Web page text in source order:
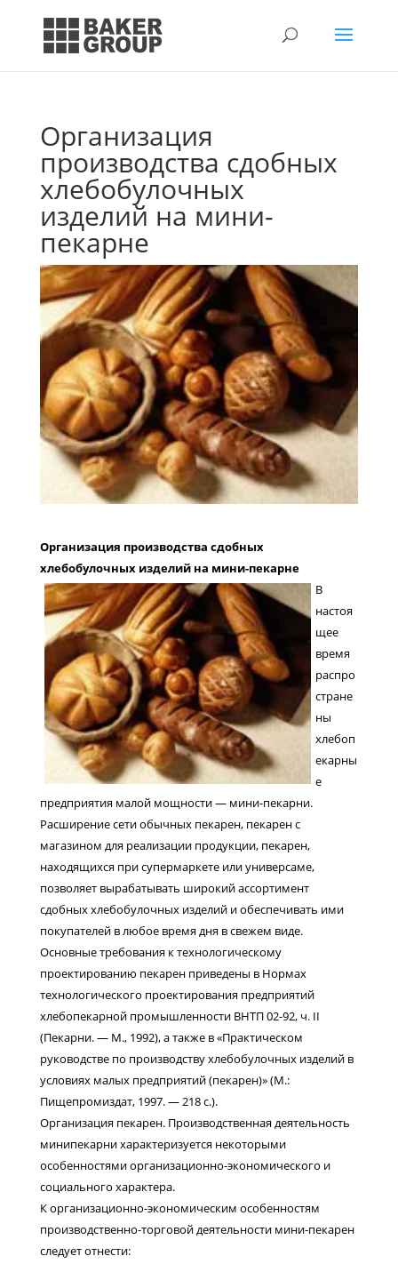
Организация
производства сдобных
хлебобулочных
изделий на мини-
пекарне
Организация производства сдобных
хлебобулочных изделий на мини-пекарне
В
настоя
щее
время
распро
стране
ны
хлебоп
екарны
е
предприятия малой мощности — мини-пекарни.
Расширение сети обычных пекарен, пекарен с
магазином для реализации продукции, пекарен,
находящихся при супермаркете или универсаме,
позволяет вырабатывать широкий ассортимент
сдобных хлебобулочных изделий и обеспечивать ими
покупателей в любое время дня в свежем виде.
Основные требования к технологическому
проектированию пекарен приведены в Нормах
технологического проектирования предприятий
хлебопекарной промышленности ВНТП 02-92, ч. II
(Пекарни. — М., 1992), а также в «Практическом
руководстве по производству хлебобулочных изделий в
условиях малых предприятий (пекарен)» (М.:
Пищепромиздат, 1997. — 218 с.).
Организация пекарен. Производственная деятельность
минипекарни характеризуется некоторыми
особенностями организационно-экономического и
социального характера.
К организационно-экономическим особенностям
производственно-торговой деятельности мини-пекарен
следует отнести: